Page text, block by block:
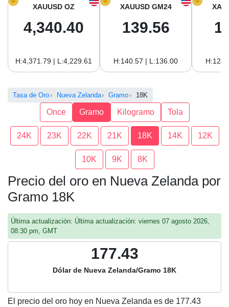
XAUUSD OZ
4,340.40
H:4,371.79 | L:4,229.61
XAUUSD GM24
139.56
H:140.57 | L:136.00
Tasa de Oro Nueva Zelanda Gramo 18K
Once Gramo Kilogramo Tola
24K 23K 22K 21K 18K 14K 12K
10K 9K 8K
Precio del oro en Nueva Zelanda por
Gramo 18K
Última actualización: Última actualización: viernes 07 agosto 2026,
08:30 pm, GMT
177.43
Dólar de Nueva Zelanda/Gramo 18K
El precio del oro hoy en Nueva Zelanda es de 177.43